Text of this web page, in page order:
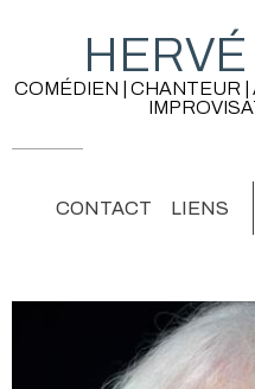
HERVÉ
COMÉDIEN | CHANTEUR |
CONTACT LIENS